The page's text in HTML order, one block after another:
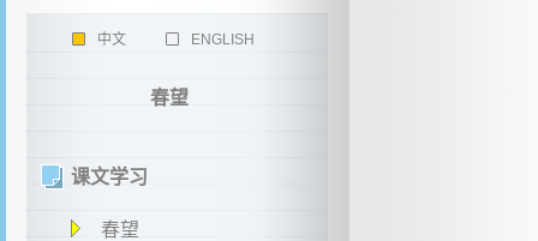
中文 ENGLISH
春望
课文学习
春望